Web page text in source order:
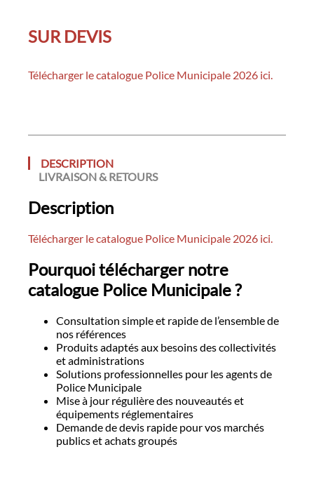
SUR DEVIS
Télécharger le catalogue Police Municipale 2026 ici.
DESCRIPTION
LIVRAISON & RETOURS
Description
Télécharger le catalogue Police Municipale 2026 ici.
Pourquoi télécharger notre
catalogue Police Municipale ?
Consultation simple et rapide de l’ensemble de
nos références
Produits adaptés aux besoins des collectivités
et administrations
Solutions professionnelles pour les agents de
Police Municipale
Mise à jour régulière des nouveautés et
équipements réglementaires
Demande de devis rapide pour vos marchés
publics et achats groupés